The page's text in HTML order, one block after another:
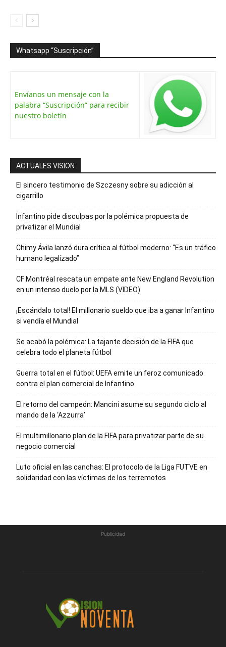
Whatsapp “Suscripción”
Envíanos un mensaje con la
palabra “Suscripción” para recibir
nuestro boletín
ACTUALES VISION
El sincero testimonio de Szczesny sobre su adicción al
cigarrillo
Infantino pide disculpas por la polémica propuesta de
privatizar el Mundial
Chimy Ávila lanzó dura crítica al fútbol moderno: “Es un tráfico
humano legalizado”
CF Montréal rescata un empate ante New England Revolution
en un intenso duelo por la MLS (VIDEO)
¡Escándalo total! El millonario sueldo que iba a ganar Infantino
si vendía el Mundial
Se acabó la polémica: La tajante decisión de la FIFA que
celebra todo el planeta fútbol
Guerra total en el fútbol: UEFA emite un feroz comunicado
contra el plan comercial de Infantino
El retorno del campeón: Mancini asume su segundo ciclo al
mando de la ‘Azzurra’
El multimillonario plan de la FIFA para privatizar parte de su
negocio comercial
Luto oficial en las canchas: El protocolo de la Liga FUTVE en
solidaridad con las víctimas de los terremotos
Publicidad